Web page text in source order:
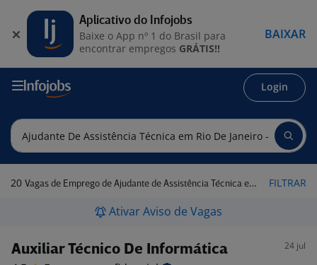
Login
20 Vagas de Emprego de Ajudante de Assistência Técnica em Rio de Janeiro - RJ FILTRAR
Ativar Aviso de Vagas
Auxiliar Técnico De Informática 24 jul
Aplicativo do Infojobs
Baixe o App nº 1 do Brasil para
encontrar empregos GRÁTIS!!
BAIXAR